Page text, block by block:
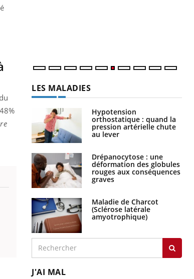
LES MALADIES
Hypotension
orthostatique : quand la
pression artérielle chute
au lever
Drépanocytose : une
déformation des globules
rouges aux conséquences
graves
Maladie de Charcot
(Sclérose latérale
amyotrophique)
J'AI MAL